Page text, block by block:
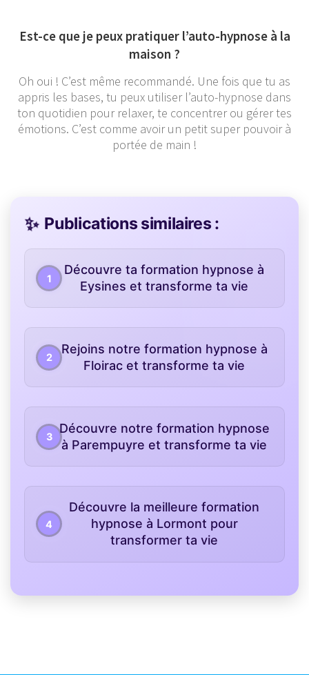
Est-ce que je peux pratiquer l’auto-hypnose à la
maison ?
Oh oui ! C’est même recommandé. Une fois que tu as
appris les bases, tu peux utiliser l’auto-hypnose dans
ton quotidien pour relaxer, te concentrer ou gérer tes
émotions. C’est comme avoir un petit super pouvoir à
portée de main !
Publications similaires :
Découvre ta formation hypnose à
Eysines et transforme ta vie
Rejoins notre formation hypnose à
Floirac et transforme ta vie
Découvre notre formation hypnose
à Parempuyre et transforme ta vie
Découvre la meilleure formation
hypnose à Lormont pour
transformer ta vie